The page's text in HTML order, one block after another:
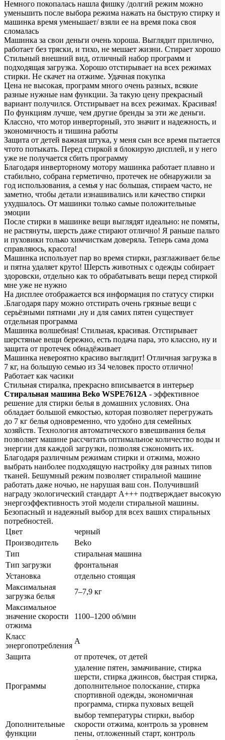
Немного покопалась нашла фишку /долгий режим можно
уменьшить после выбора режима нажать на быструю стирку и
машинка время уменьшает/ взяли ее на время пока своя
сломалась
Машинка за свои деньги очень хороша. Выглядит прилично,
работает без тряски, и тихо, не мешает жизни. Стирает хорошо
Стильный внешний вид, отличный набор программ и
подходящая загрузка. Хорошо отстирывает на всех режимах
стирки. Не скачет на отжиме. Удачная покупка
Цена не высокая, программ много очень разных, всякие
разные нужные нам функции. За такую цену прекрасный
вариант получился. Отстирывает на всех режимах. Красивая!
По функциям лучше, чем другие бренды за эти же деньги.
Классно, что мотор инверторный, это значит и надежность, и
экономичность и тишина работы
Защита от детей важная штука, у меня сын все время пытается
чтото потыкать. Перед стиркой я блокирую дисплей, и у него
уже не получается сбить программу
Благодаря инверторному мотору машинка работает плавно и
стабильно, собрана герметично, протечек не обнаружили за
год использования, а семья у нас большая, стираем часто, не
заметно, чтобы детали изнашивались или качество стирки
ухудшалось. От машинки только самые положительные
эмоции
После стирки в машинке вещи выглядят идеально: не помяты,
не растянуты, шерсть даже стирают отлично! Я раньше пальто
и пуховики только химчисткам доверяла. Теперь сама дома
справляюсь, красота!
Машинка использует пар во время стирки, разглаживает белье
и пятна удаляет круто! Шерсть животных с одежды собирает
здоровски, отдельно как то обрабатывать вещи перед стиркой
мне уже не нужно
На дисплее отображается вся информация по статусу стирки
.Благодаря пару можно отстирать очень грязные вещи с
серьёзными пятнами ,ну и для самих пятен существует
отдельная программа
Машинка волшебная! Стильная, красивая. Отстирывает
шерстяные вещи бережно, есть подача пара, это классно, ну и
защита от протечек обнадёживает
Машинка невероятно красиво выглядит! Отличная загрузка в
7 кг, на большую семью из 34 человек просто отлично!
Работает как часики
Стильная стиралка, прекрасно вписывается в интерьер
Стиральная машина Beko WSPE7612A - эффективное
решение для стирки белья в домашних условиях. Она
обладает большой емкостью, которая позволяет перегружать
до 7 кг белья одновременно, что удобно для семейных
хозяйств. Технология автоматического взвешивания белья
позволяет машине рассчитать оптимальное количество воды и
энергии для каждой загрузки, позволяя сэкономить их.
Благодаря различным режимам стирки и отжима, можно
выбрать наиболее подходящую настройку для разных типов
тканей. Бешумный режим позволяет стиральной машине
работать даже ночью, не нарушая ваш сон. Получивший
награду экологический стандарт A+++ подтверждает высокую
энергоэффективность этой модели стиральной машины.
Безопасный и надежный выбор для всех ваших стиральных
потребностей.
Цвет
черный
Производитель
Beko
Тип
стиральная машина
Тип загрузки
фронтальная
Установка
отдельно стоящая
Максимальная
загрузка белья
7–7,9 кг
Максимальное
значение скорости
отжима
1100–1200 об/мин
Класс
энергопотребления
A
Защита
от протечек, от детей
Программы
удаление пятен, замачивание, стирка
шерсти, стирка джинсов, быстрая стирка,
дополнительное полоскание, стирка
спортивной одежды, экономичная
программа, стирка пуховых вещей
Дополнительные
функции
выбор температуры стирки, выбор
скорости отжима, контроль за уровнем
пены, отложенный старт, контроль